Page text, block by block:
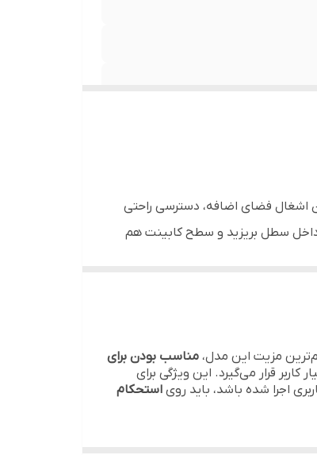
اشغال فضای اضافه، دسترسی راحتی
داخل سطل بریزید و سطح کابینت هم
مزیت این مدل، مناسب بودن برای
قرار می‌گیرد. این ویژگی برای
اجرا شده باشد، باید روی استحکام